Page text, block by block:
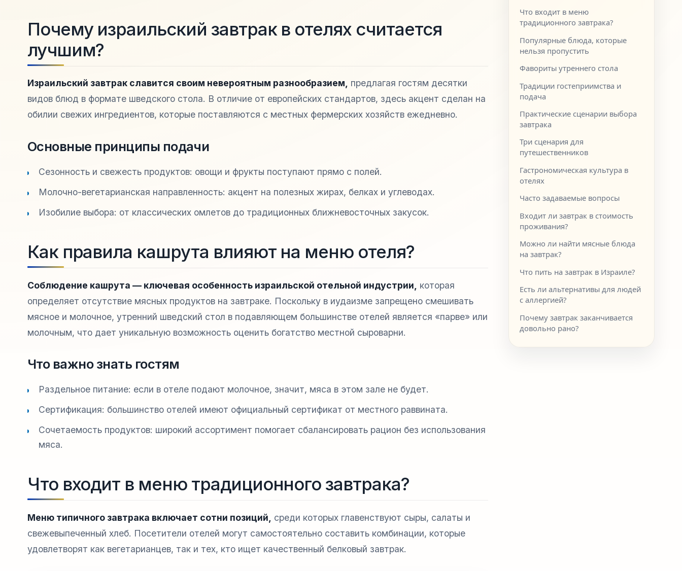
Почему израильский завтрак в отелях считается
лучшим?
Израильский завтрак славится своим невероятным разнообразием, предлагая гостям десятки
видов блюд в формате шведского стола. В отличие от европейских стандартов, здесь акцент сделан на
обилии свежих ингредиентов, которые поставляются с местных фермерских хозяйств ежедневно.
Основные принципы подачи
Сезонность и свежесть продуктов: овощи и фрукты поступают прямо с полей.
Молочно-вегетарианская направленность: акцент на полезных жирах, белках и углеводах.
Изобилие выбора: от классических омлетов до традиционных ближневосточных закусок.
Как правила кашрута влияют на меню отеля?
Соблюдение кашрута — ключевая особенность израильской отельной индустрии,
которая
определяет отсутствие мясных продуктов на завтраке. Поскольку в иудаизме запрещено смешивать
мясное и молочное, утренний шведский стол в подавляющем большинстве отелей является «парве» или
молочным, что дает уникальную возможность оценить богатство местной сыроварни.
Что важно знать гостям
Раздельное питание: если в отеле подают молочное, значит, мяса в этом зале не будет.
Сертификация: большинство отелей имеют официальный сертификат от местного раввината.
Сочетаемость продуктов: широкий ассортимент помогает сбалансировать рацион без использования
мяса.
Что входит в меню традиционного завтрака?
Меню типичного завтрака включает сотни позиций,
среди которых главенствуют сыры, салаты и
свежевыпеченный хлеб. Посетители отелей могут самостоятельно составить комбинации, которые
удовлетворят как вегетарианцев, так и тех, кто ищет качественный белковый завтрак.
Что входит в меню
традиционного завтрака?
Популярные блюда, которые
нельзя пропустить
Фавориты утреннего стола
Традиции гостеприимства и
подача
Практические сценарии выбора
завтрака
Три сценария для
путешественников
Гастрономическая культура в
отелях
Часто задаваемые вопросы
Входит ли завтрак в стоимость
проживания?
Можно ли найти мясные блюда
на завтрак?
Что пить на завтрак в Израиле?
Есть ли альтернативы для людей
с аллергией?
Почему завтрак заканчивается
довольно рано?